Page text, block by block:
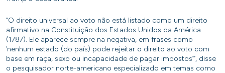
“O direito universal ao voto não está listado como um direito
afirmativo na Constituição dos Estados Unidos da América
(1787). Ele aparece sempre na negativa, em frases como
‘nenhum estado (do país) pode rejeitar o direito ao voto com
base em raça, sexo ou incapacidade de pagar impostos’”, disse
o pesquisador norte-americano especializado em temas como